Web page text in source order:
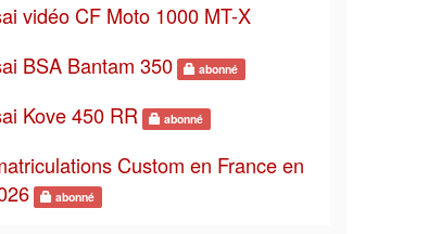
vidéo CF Moto 1000 MT-X
BSA Bantam 350
abonné
Kove 450 RR abonné
Custom en France en
abonné